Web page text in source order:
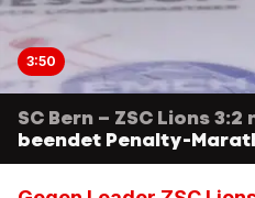
3:50
SC Bern – ZSC Lions 3:2
beendet Penalty-